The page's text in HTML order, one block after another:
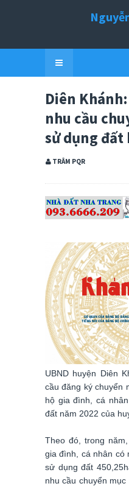
Diên
nhu cầu
sử dụng đất
TRÂM PQR
UBND huyện Diên
cầu đăng ký chuyển
hộ gia đình, cá
đất năm 2022 của
Theo đó, trong
gia đình, cá nhân có
sử dụng đất
nhu cầu chuyển